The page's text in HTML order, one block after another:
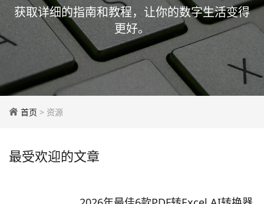
获取详细的指南和教程，让你的数字生活变得
更好。
首页 > 资源
最受欢迎的文章